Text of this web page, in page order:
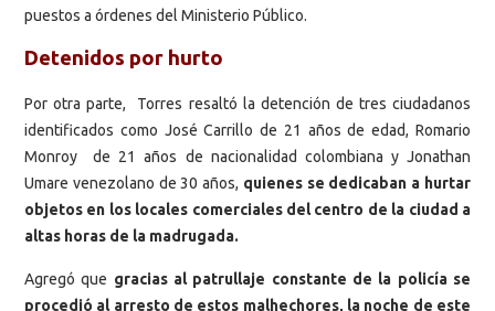
puestos a órdenes del Ministerio Público.
Detenidos por hurto
Por otra parte, Torres resaltó la detención de tres ciudadanos
identificados como José Carrillo de 21 años de edad, Romario
Monroy de 21 años de nacionalidad colombiana y Jonathan
Umare venezolano de 30 años, quienes se dedicaban a hurtar
objetos en los locales comerciales del centro de la ciudad a
altas horas de la madrugada.
Agregó que gracias al patrullaje constante de la policía se
procedió al arresto de estos malhechores, la noche de este